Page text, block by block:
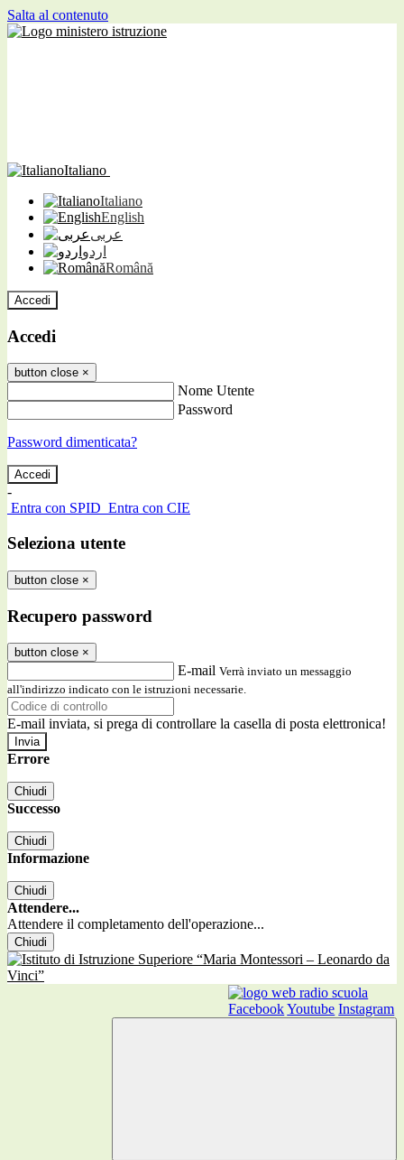
Salta al contenuto
Italiano
Italiano
English
عربى
اردو
Română
Accedi
Accedi
button close ×
Nome Utente
Password
Password dimenticata?
-
Entra con SPID Entra con CIE
Seleziona utente
button close ×
Recupero password
button close ×
E-mail Verrà inviato un messaggio
all'indirizzo indicato con le istruzioni necessarie.
E-mail inviata, si prega di controllare la casella di posta elettronica!
Errore
Chiudi
Successo
Chiudi
Informazione
Chiudi
Attendere...
Attendere il completamento dell'operazione...
Chiudi
FacebookYoutube Instagram